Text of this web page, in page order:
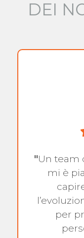
DEI
"Un team
mi è
per